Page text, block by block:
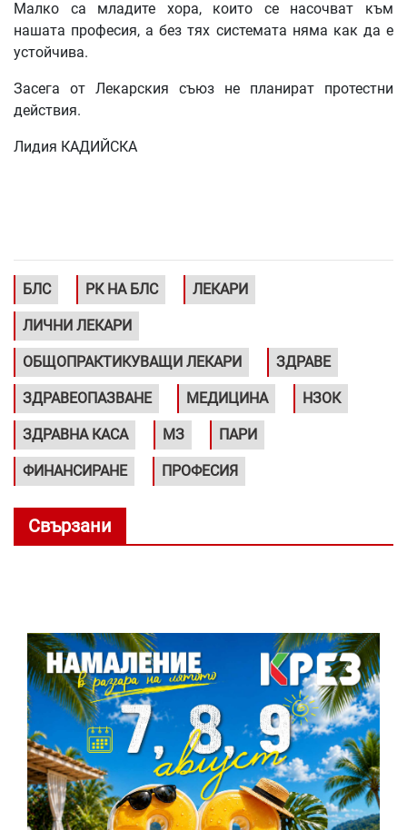
Малко са младите хора, които се насочват към
нашата професия, а без тях системата няма как да е
устойчива.
Засега от Лекарския съюз не планират протестни
действия.
Лидия КАДИЙСКА
БЛС РК НА БЛС ЛЕКАРИ
ЛИЧНИ ЛЕКАРИ
ОБЩОПРАКТИКУВАЩИ ЛЕКАРИ ЗДРАВЕ
ЗДРАВЕОПАЗВАНЕ МЕДИЦИНА НЗОК
ЗДРАВНА КАСА МЗ ПАРИ
ФИНАНСИРАНЕ ПРОФЕСИЯ
Свързани